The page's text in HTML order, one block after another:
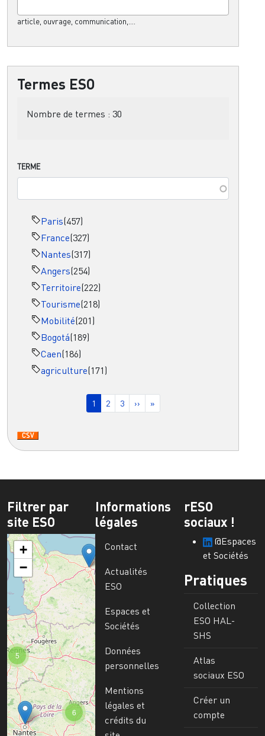
article, ouvrage, communication,....
Termes ESO
Nombre de termes : 30
TERME
Paris(457)
France(327)
Nantes(317)
Angers(254)
Territoire(222)
Tourisme(218)
Mobilité(201)
Bogotá(189)
Caen(186)
agriculture(171)
Page courante
1 Page
2 Page
3 Page suivante
›› Dernière page
»
Filtrer par
site ESO
6
5
+
−
Informations
légales
Contact
Actualités
ESO
Espaces et
Sociétés
Données
personnelles
Mentions
légales et
crédits du
rESO
sociaux !
@Espaces
et Sociétés
Pratiques
Collection
ESO HAL-
SHS
Atlas
sociaux ESO
Créer un
compte